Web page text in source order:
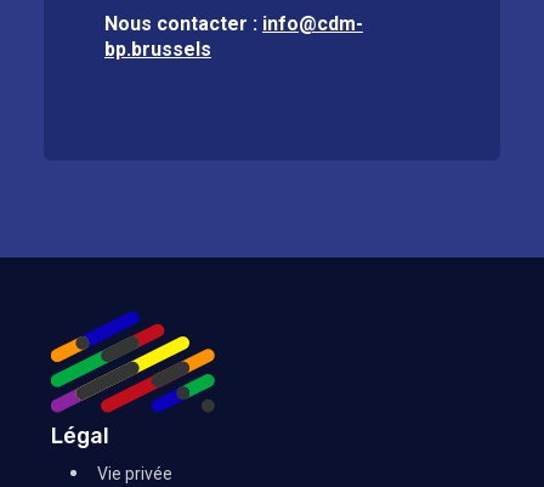
Nous contacter : info@cdm-
bp.brussels
Légal
Vie privée